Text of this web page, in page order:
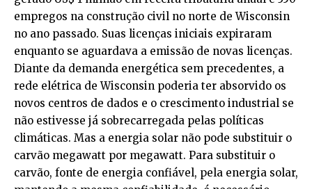
empregos na construção civil no norte de Wisconsin
no ano passado. Suas licenças iniciais expiraram
enquanto se aguardava a emissão de novas licenças.
Diante da demanda energética sem precedentes, a
rede elétrica de Wisconsin poderia ter absorvido os
novos centros de dados e o crescimento industrial se
não estivesse já sobrecarregada pelas políticas
climáticas. Mas a energia solar não pode substituir o
carvão megawatt por megawatt. Para substituir o
carvão, fonte de energia confiável, pela energia solar,